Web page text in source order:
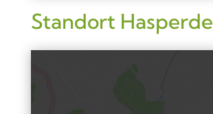
Standort Hasperde